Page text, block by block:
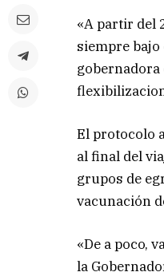
«A partir del
siempre
gobernadora
El protocolo
al final del
grupos de
vacunación
«De a poco,
la